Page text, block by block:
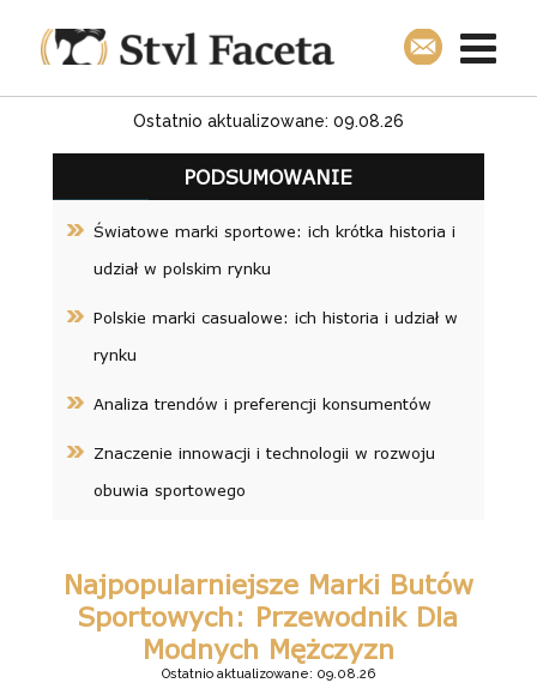
Ostatnio aktualizowane: 09.08.26
PODSUMOWANIE
Światowe marki sportowe: ich krótka historia i
udział w polskim rynku
Polskie marki casualowe: ich historia i udział w
rynku
Analiza trendów i preferencji konsumentów
Znaczenie innowacji i technologii w rozwoju
obuwia sportowego
Najpopularniejsze Marki Butów
Sportowych: Przewodnik Dla
Modnych Mężczyzn
Ostatnio aktualizowane: 09.08.26